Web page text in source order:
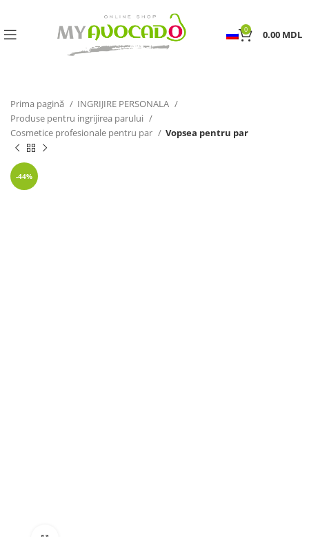
0 0.00 MDL
Prima pagină
INGRIJIRE PERSONALA
Produse pentru ingrijirea parului
Cosmetice profesionale pentru par
Vopsea pentru par
-44%